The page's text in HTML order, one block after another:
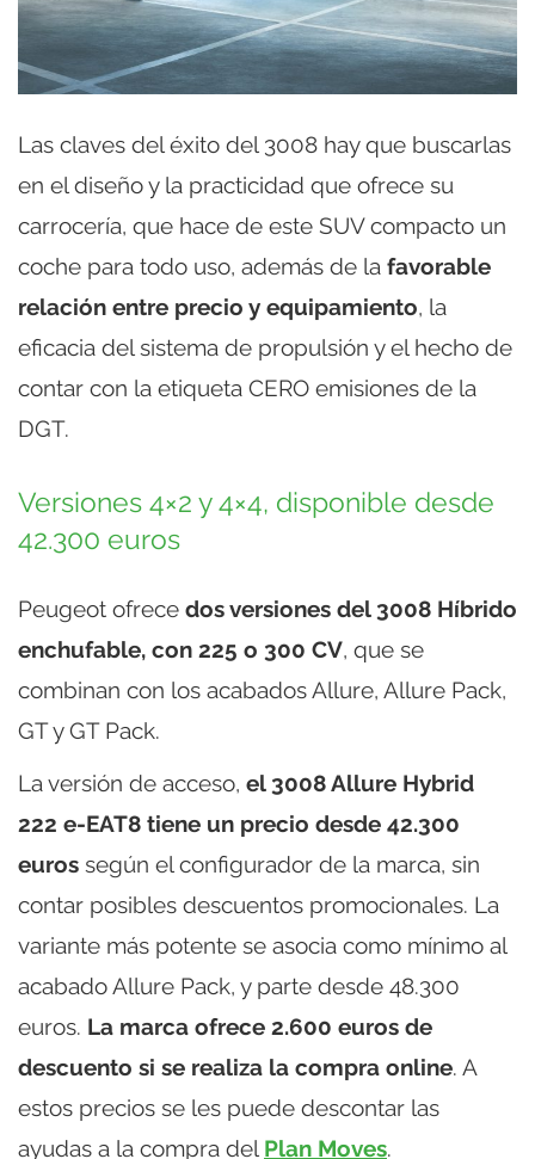
Las claves del éxito del 3008 hay que buscarlas
en el diseño y la practicidad que ofrece su
carrocería, que hace de este SUV compacto un
coche para todo uso, además de la favorable
relación entre precio y equipamiento, la
eficacia del sistema de propulsión y el hecho de
contar con la etiqueta CERO emisiones de la
DGT.
Versiones 4×2 y 4×4, disponible desde
42.300 euros
Peugeot ofrece dos versiones del 3008 Híbrido
enchufable, con 225 o 300 CV, que se
combinan con los acabados Allure, Allure Pack,
GT y GT Pack.
La versión de acceso, el 3008 Allure Hybrid
222 e-EAT8 tiene un precio desde 42.300
euros según el configurador de la marca, sin
contar posibles descuentos promocionales. La
variante más potente se asocia como mínimo al
acabado Allure Pack, y parte desde 48.300
euros. La marca ofrece 2.600 euros de
descuento si se realiza la compra online. A
estos precios se les puede descontar las
ayudas a la compra del Plan Moves.